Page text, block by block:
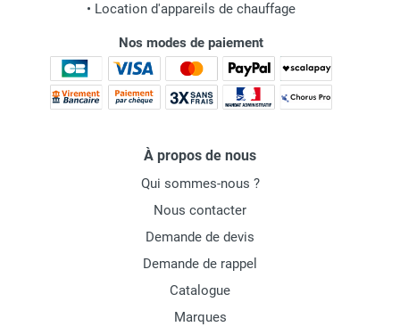
• Location d'appareils de chauffage
Nos modes de paiement
À propos de nous
Qui sommes-nous ?
Nous contacter
Demande de devis
Demande de rappel
Catalogue
Marques